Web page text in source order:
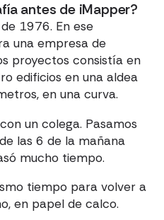
antes de iMapper?
1976. En ese
una empresa de
proyectos consistía en
edificios en una aldea
en una curva.
un colega. Pasamos
las 6 de la mañana
mucho tiempo.
tiempo para volver a
en papel de calco.